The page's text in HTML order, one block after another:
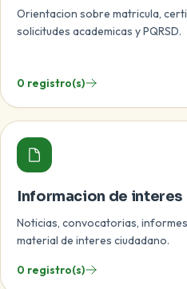
Orientacion sobre matricula,
solicitudes academicas y PQRSD.
0 registro(s)
Informacion de interes
Noticias, convocatorias,
material de interes ciudadano.
0 registro(s)